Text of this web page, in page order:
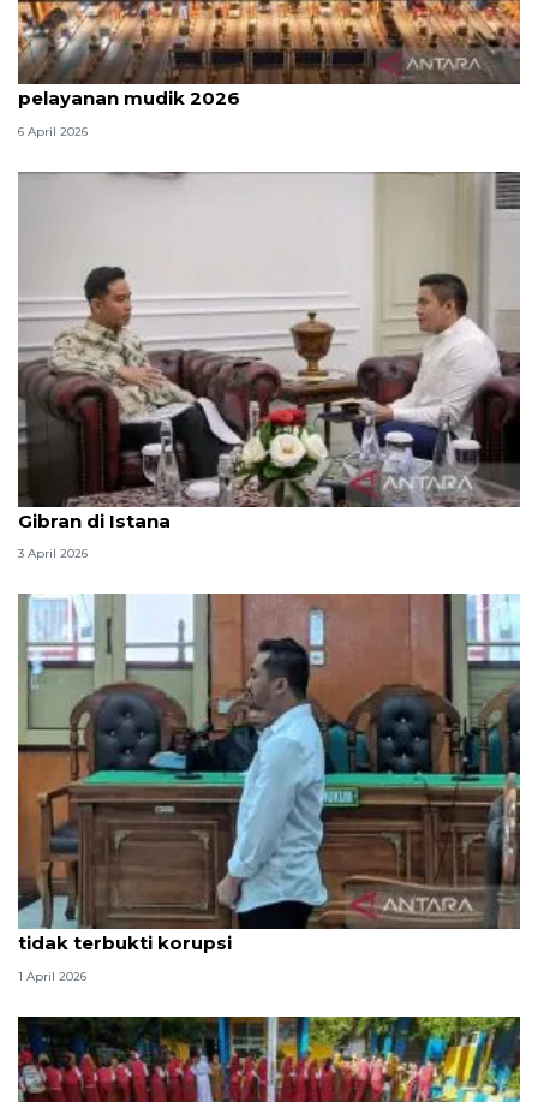
Survei: 88,8 persen responden puas dengan
pelayanan mudik 2026
6 April 2026
Seskab Teddy silaturahmi Idul Fitri ke Wapres
Gibran di Istana
3 April 2026
Hakim PN Medan vonis bebas Amsal Sitepu karena
tidak terbukti korupsi
1 April 2026